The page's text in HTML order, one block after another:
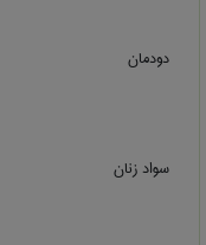
دودمان
سواد زنان